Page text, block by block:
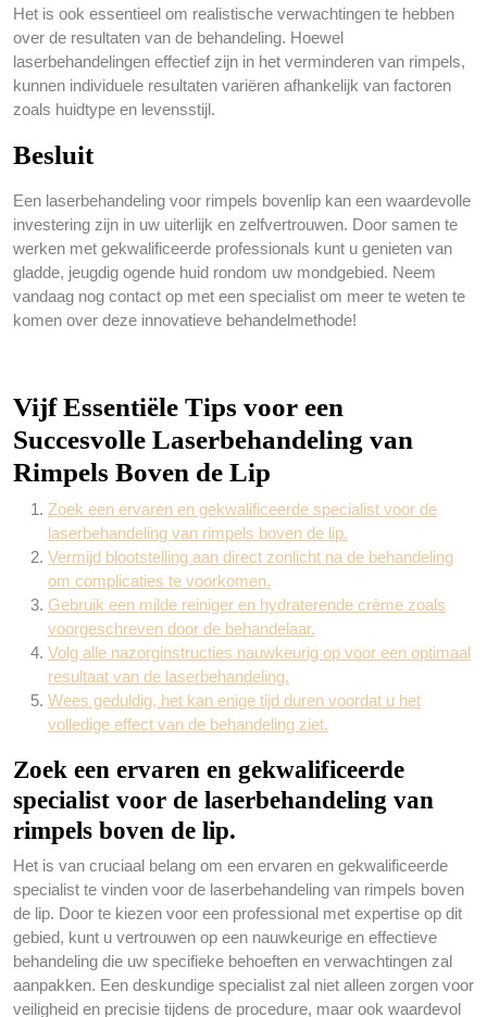
Het is ook essentieel om realistische verwachtingen te hebben
over de resultaten van de behandeling. Hoewel
laserbehandelingen effectief zijn in het verminderen van rimpels,
kunnen individuele resultaten variëren afhankelijk van factoren
zoals huidtype en levensstijl.
Besluit
Een laserbehandeling voor rimpels bovenlip kan een waardevolle
investering zijn in uw uiterlijk en zelfvertrouwen. Door samen te
werken met gekwalificeerde professionals kunt u genieten van
gladde, jeugdig ogende huid rondom uw mondgebied. Neem
vandaag nog contact op met een specialist om meer te weten te
komen over deze innovatieve behandelmethode!
Vijf Essentiële Tips voor een
Succesvolle Laserbehandeling van
Rimpels Boven de Lip
Zoek een ervaren en gekwalificeerde specialist voor de
laserbehandeling van rimpels boven de lip.
Vermijd blootstelling aan direct zonlicht na de behandeling
om complicaties te voorkomen.
Gebruik een milde reiniger en hydraterende crème zoals
voorgeschreven door de behandelaar.
Volg alle nazorginstructies nauwkeurig op voor een optimaal
resultaat van de laserbehandeling.
Wees geduldig, het kan enige tijd duren voordat u het
volledige effect van de behandeling ziet.
Zoek een ervaren en gekwalificeerde
specialist voor de laserbehandeling van
rimpels boven de lip.
Het is van cruciaal belang om een ervaren en gekwalificeerde
specialist te vinden voor de laserbehandeling van rimpels boven
de lip. Door te kiezen voor een professional met expertise op dit
gebied, kunt u vertrouwen op een nauwkeurige en effectieve
behandeling die uw specifieke behoeften en verwachtingen zal
aanpakken. Een deskundige specialist zal niet alleen zorgen voor
veiligheid en precisie tijdens de procedure, maar ook waardevol